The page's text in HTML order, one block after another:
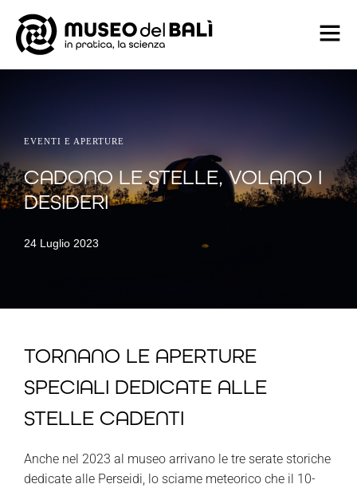
EVENTI E APERTURE
CADONO LE STELLE, VOLANO I
DESIDERI
24 Luglio 2023
TORNANO LE APERTURE
SPECIALI DEDICATE ALLE
STELLE CADENTI
Anche nel 2023 al museo arrivano le tre serate storiche
dedicate alle Perseidi, lo sciame meteorico che il 10-